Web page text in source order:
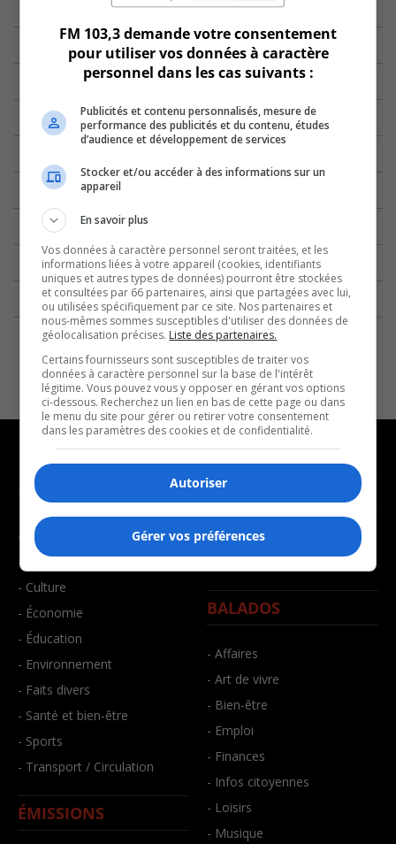
NOUVELLES
- Affaires municipales
- Communauté / Social
- Culture
- Économie
- Éducation
- Environnement
- Faits divers
- Santé et bien-être
- Sports
- Transport / Circulation
ÉMISSIONS
MUSIQUE
- Décompte franco
- Joué récemment
BALADOS
- Affaires
- Art de vivre
- Bien-être
- Emploi
- Finances
- Infos citoyennes
- Loisirs
- Musique
FM 103,3 demande votre consentement
pour utiliser vos données à caractère
personnel dans les cas suivants :
Publicités et contenu personnalisés, mesure de
performance des publicités et du contenu, études
d’audience et développement de services
Stocker et/ou accéder à des informations sur un
appareil
En savoir plus
Vos données à caractère personnel seront traitées, et les
informations liées à votre appareil (cookies, identifiants
uniques et autres types de données) pourront être stockées
et consultées par 66 partenaires, ainsi que partagées avec lui,
ou utilisées spécifiquement par ce site. Nos partenaires et
nous-mêmes sommes susceptibles d'utiliser des données de
géolocalisation précises. Liste des partenaires.
Certains fournisseurs sont susceptibles de traiter vos
données à caractère personnel sur la base de l'intérêt
légitime. Vous pouvez vous y opposer en gérant vos options
ci-dessous. Recherchez un lien en bas de cette page ou dans
le menu du site pour gérer ou retirer votre consentement
dans les paramètres des cookies et de confidentialité.
Autoriser
Gérer vos préférences